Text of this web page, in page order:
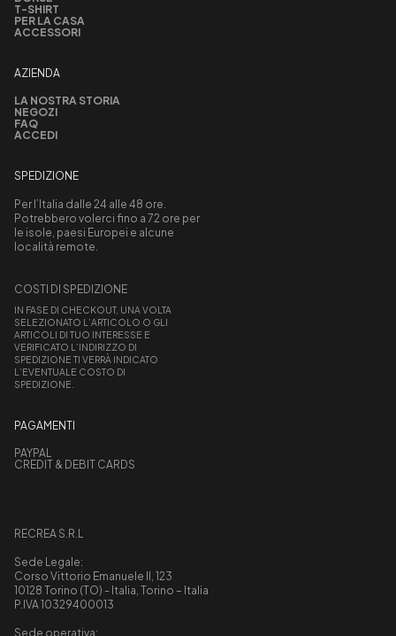
T-SHIRT
PER LA CASA
ACCESSORI
AZIENDA
LA NOSTRA STORIA
NEGOZI
FAQ
ACCEDI
SPEDIZIONE
Per l’Italia dalle 24 alle 48 ore.
Potrebbero volerci fino a 72 ore per
le isole, paesi Europei e alcune
località remote.
COSTI DI SPEDIZIONE
IN FASE DI CHECKOUT, UNA VOLTA
SELEZIONATO L’ARTICOLO O GLI
ARTICOLI DI TUO INTERESSE E
VERIFICATO L’INDIRIZZO DI
SPEDIZIONE TI VERRÀ INDICATO
L’EVENTUALE COSTO DI
SPEDIZIONE.
PAGAMENTI
PAYPAL
CREDIT & DEBIT CARDS
RECREA S.R.L
Sede Legale:
Corso Vittorio Emanuele II, 123
10128 Torino (TO) - Italia, Torino – Italia
P.IVA 10329400013
Sede operativa: